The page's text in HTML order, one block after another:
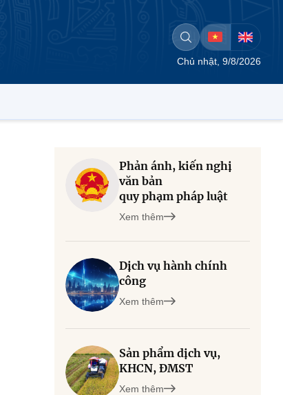
Chủ nhật, 9/8/2026
Phản ánh, kiến nghị
văn bản
quy phạm pháp luật
Xem thêm
Dịch vụ hành chính
công
Xem thêm
Sản phẩm dịch vụ,
KHCN, ĐMST
Xem thêm